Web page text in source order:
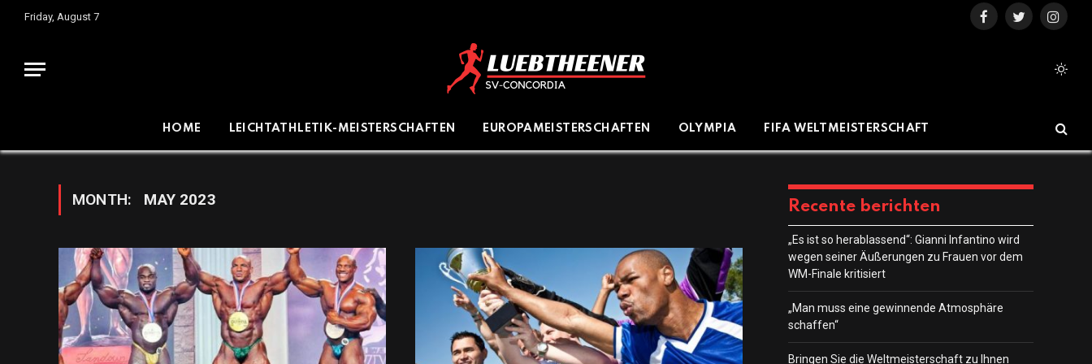
Friday, August 7
FacebookTwitter
HOME LEICHTATHLETIK-MEISTERSCHAFTEN EUROPAMEISTERSCHAFTEN OLYMPIA FIFA WELTMEISTERSCHAFT
MONTH: MAY 2023 Recente berichten
„Es ist so herablassend“: Gianni Infantino wird
wegen seiner Äußerungen zu Frauen vor dem
WM-Finale kritisiert
„Man muss eine gewinnende Atmosphäre
schaffen“
Bringen Sie die Weltmeisterschaft zu Ihnen